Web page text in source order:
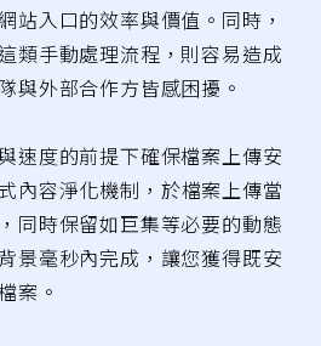
站入口的效率與價值。同時，
類手動處理流程，則容易造成
與外部合作方皆感困擾。
速度的前提下確保檔案上傳安
內容淨化機制，於檔案上傳當
同時保留如巨集等必要的動態
景毫秒內完成，讓您獲得既安
案。